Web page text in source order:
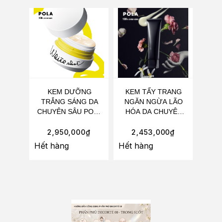
KEM DƯỠNG
TRẮNG SÁNG DA
CHUYÊN SÂU POLA
50G
2,950,000₫
Hết hàng
KEM TẨY TRANG
NGĂN NGỪA LÃO
HÓA DA CHUYÊN
CLEANSING CREAM
2,453,000₫
Hết hàng